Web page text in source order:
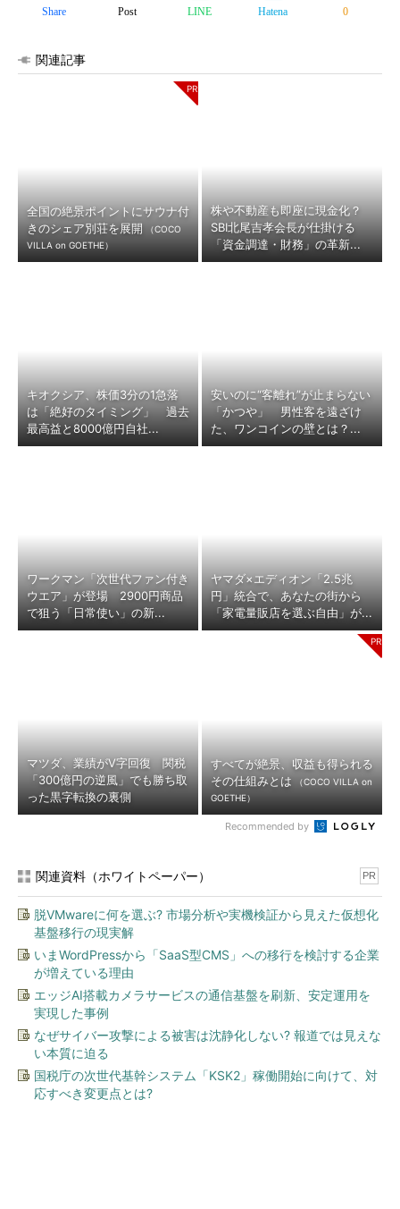
Share Post LINE Hatena 0
関連記事
全国の絶景ポイントにサウナ付
きのシェア別荘を展開
（COCO
VILLA on GOETHE）
株や不動産も即座に現金化？
SBI北尾吉孝会長が仕掛ける
「資金調達・財務」の革新...
キオクシア、株価3分の1急落
は「絶好のタイミング」 過去
最高益と8000億円自社...
安いのに“客離れ”が止まらない
「かつや」 男性客を遠ざけ
た、ワンコインの壁とは？...
ワークマン「次世代ファン付き
ウエア」が登場 2900円商品
で狙う「日常使い」の新...
ヤマダ×エディオン「2.5兆
円」統合で、あなたの街から
「家電量販店を選ぶ自由」が...
マツダ、業績がV字回復 関税
「300億円の逆風」でも勝ち取
った黒字転換の裏側
すべてが絶景、収益も得られる
その仕組みとは
（COCO VILLA on
GOETHE）
Recommended by
関連資料（ホワイトペーパー） PR
脱VMwareに何を選ぶ? 市場分析や実機検証から見えた仮想化
基盤移行の現実解
いまWordPressから「SaaS型CMS」への移行を検討する企業
が増えている理由
エッジAI搭載カメラサービスの通信基盤を刷新、安定運用を
実現した事例
なぜサイバー攻撃による被害は沈静化しない? 報道では見えな
い本質に迫る
国税庁の次世代基幹システム「KSK2」稼働開始に向けて、対
応すべき変更点とは?